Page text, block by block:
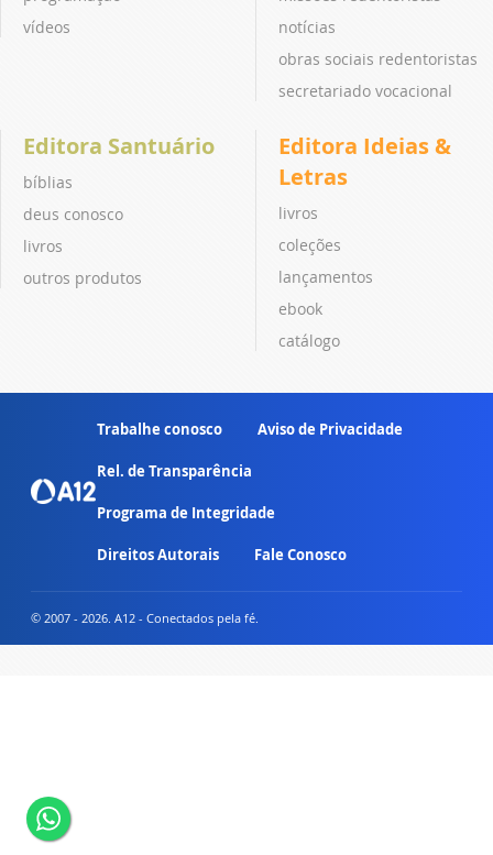
vídeos
notícias
obras sociais redentoristas
secretariado vocacional
Editora Santuário
bíblias
deus conosco
livros
outros produtos
Editora Ideias &
Letras
livros
coleções
lançamentos
ebook
catálogo
Trabalhe conosco Aviso de Privacidade
Rel. de Transparência
Programa de Integridade
Direitos Autorais Fale Conosco
© 2007 - 2026. A12 - Conectados pela fé.